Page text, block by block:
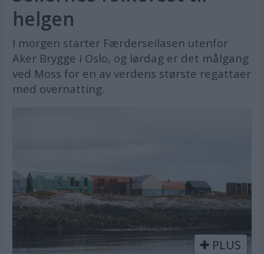
helgen
I morgen starter Færderseilasen utenfor
Aker Brygge i Oslo, og lørdag er det målgang
ved Moss for en av verdens største regattaer
med overnatting.
PLUS